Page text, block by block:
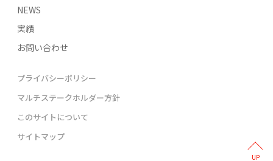
NEWS
実績
お問い合わせ
プライバシーポリシー
マルチステークホルダー方針
このサイトについて
サイトマップ
UP